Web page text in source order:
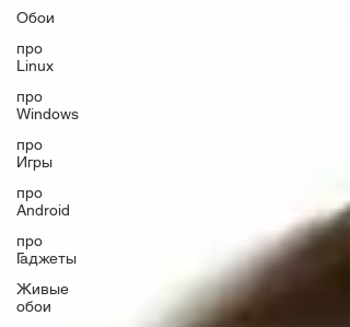
Обои
про
Linux
про
Windows
про
Игры
про
Android
про
Гаджеты
Живые
обои